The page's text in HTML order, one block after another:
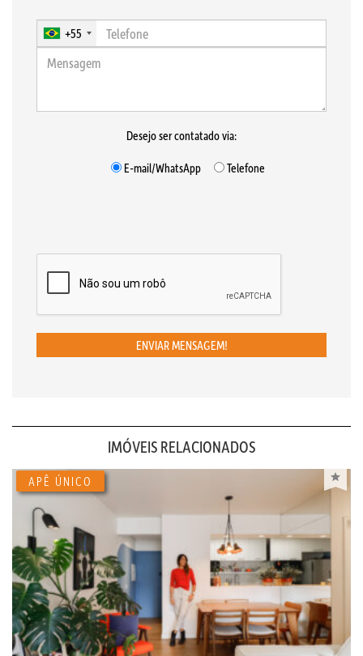
+55
Desejo ser contatado via:
E-mail/WhatsApp
Telefone
ENVIAR MENSAGEM!
IMÓVEIS RELACIONADOS